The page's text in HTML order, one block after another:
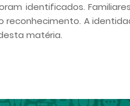
identificados.
reconhecimento. A
matéria.